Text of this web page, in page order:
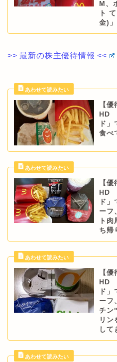
M、
ト
金)
>> 最新の株主優待情報 <<
【
HD
ド
食べ
【
HD
ド
ーフ
ト
ち帰
【
HD
ド
ーフ
チン
リン
して